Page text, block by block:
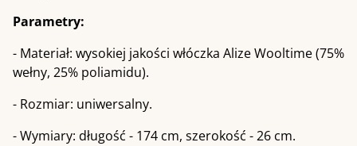
Parametry:
- Materiał: wysokiej jakości włóczka Alize Wooltime (75%
wełny, 25% poliamidu).
- Rozmiar: uniwersalny.
- Wymiary: długość - 174 cm, szerokość - 26 cm.